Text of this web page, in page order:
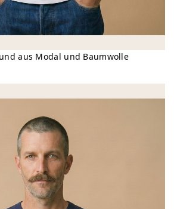
aus Modal und Baumwolle